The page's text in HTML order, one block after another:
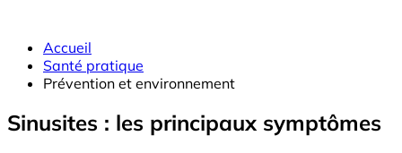
Accueil
Santé pratique
Prévention et environnement
Sinusites : les principaux symptômes